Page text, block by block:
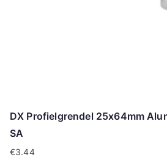
DX Profielgrendel 25x64mm
SA
€3.44